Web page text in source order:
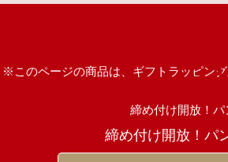
※このページの商品は、ギフトラッピン
締め付け開放！パ